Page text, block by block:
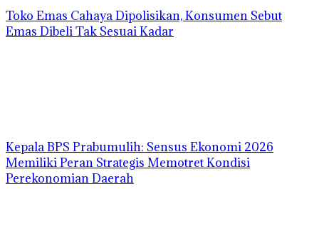
Toko Emas Cahaya Dipolisikan, Konsumen Sebut
Emas Dibeli Tak Sesuai Kadar
Kepala BPS Prabumulih: Sensus Ekonomi 2026
Memiliki Peran Strategis Memotret Kondisi
Perekonomian Daerah